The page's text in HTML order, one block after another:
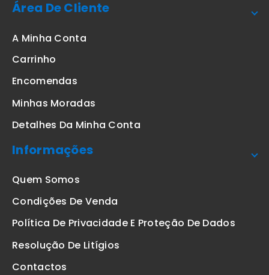
Área De Cliente
A Minha Conta
Carrinho
Encomendas
Minhas Moradas
Detalhes Da Minha Conta
Informações
Quem Somos
Condições De Venda
Política De Privacidade E Proteção De Dados
Resolução De Litígios
Contactos